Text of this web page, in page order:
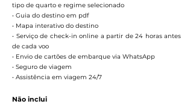
tipo de quarto e regime selecionado
• Guia do destino em pdf
• Mapa interativo do destino
• Serviço de check-in online a partir de 24 horas antes
de cada voo
• Envio de cartões de embarque via WhatsApp
• Seguro de viagem
• Assistência em viagem 24/7
Não inclui